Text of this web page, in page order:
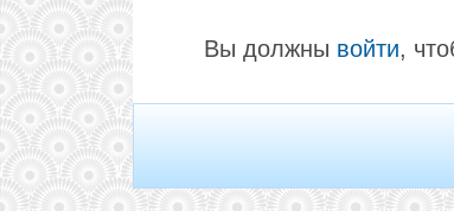
Вы должны войти,